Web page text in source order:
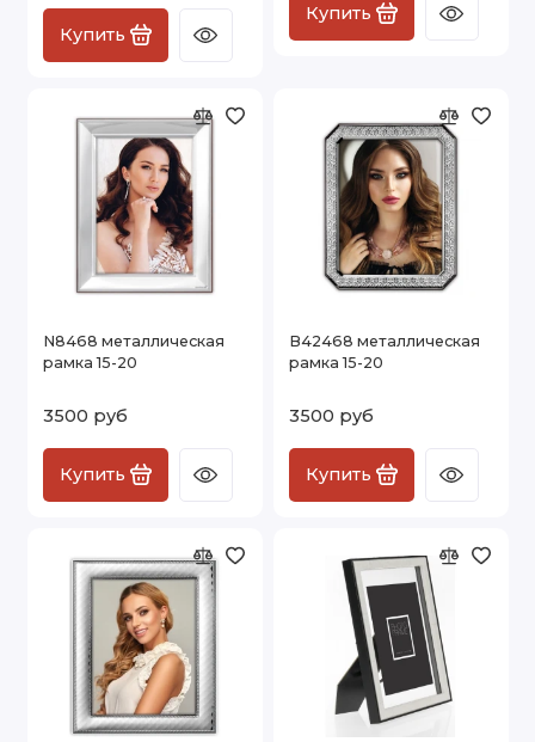
Купить
Купить
N8468 металлическая
рамка 15-20
3500 руб
Купить
B42468 металлическая
рамка 15-20
3500 руб
Купить